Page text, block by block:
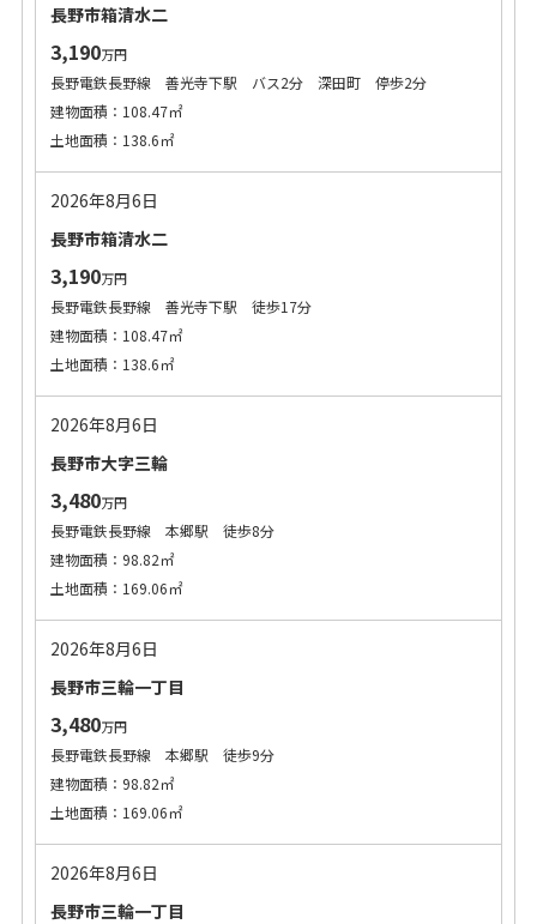
長野市箱清水二
3,190万円
長野電鉄長野線 善光寺下駅 バス2分 深田町 停歩2分
建物面積：108.47㎡
土地面積：138.6㎡
2026年8月6日
長野市箱清水二
3,190万円
長野電鉄長野線 善光寺下駅 徒歩17分
建物面積：108.47㎡
土地面積：138.6㎡
2026年8月6日
長野市大字三輪
3,480万円
長野電鉄長野線 本郷駅 徒歩8分
建物面積：98.82㎡
土地面積：169.06㎡
2026年8月6日
長野市三輪一丁目
3,480万円
長野電鉄長野線 本郷駅 徒歩9分
建物面積：98.82㎡
土地面積：169.06㎡
2026年8月6日
長野市三輪一丁目